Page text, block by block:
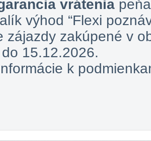
vrátenia
výhod “Flexi
zájazdy zakúpené v
15.12.2026.
k